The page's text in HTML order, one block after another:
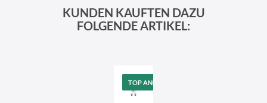
KUNDEN KAUFTEN DAZU
FOLGENDE ARTIKEL:
TOP ANGEBOT